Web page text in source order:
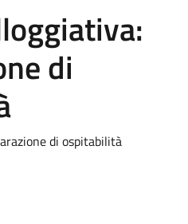
di
di ospitabilità